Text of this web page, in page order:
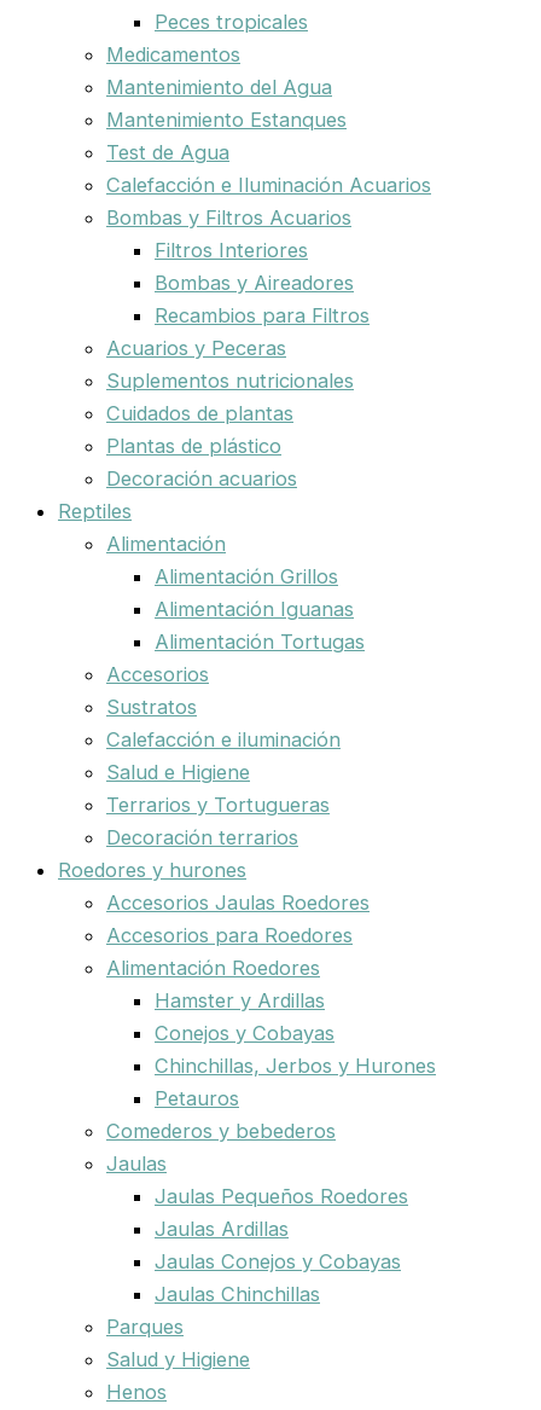
Peces tropicales
Medicamentos
Mantenimiento del Agua
Mantenimiento Estanques
Test de Agua
Calefacción e Iluminación Acuarios
Bombas y Filtros Acuarios
Filtros Interiores
Bombas y Aireadores
Recambios para Filtros
Acuarios y Peceras
Suplementos nutricionales
Cuidados de plantas
Plantas de plástico
Decoración acuarios
Reptiles
Alimentación
Alimentación Grillos
Alimentación Iguanas
Alimentación Tortugas
Accesorios
Sustratos
Calefacción e iluminación
Salud e Higiene
Terrarios y Tortugueras
Decoración terrarios
Roedores y hurones
Accesorios Jaulas Roedores
Accesorios para Roedores
Alimentación Roedores
Hamster y Ardillas
Conejos y Cobayas
Chinchillas, Jerbos y Hurones
Petauros
Comederos y bebederos
Jaulas
Jaulas Pequeños Roedores
Jaulas Ardillas
Jaulas Conejos y Cobayas
Jaulas Chinchillas
Parques
Salud y Higiene
Henos